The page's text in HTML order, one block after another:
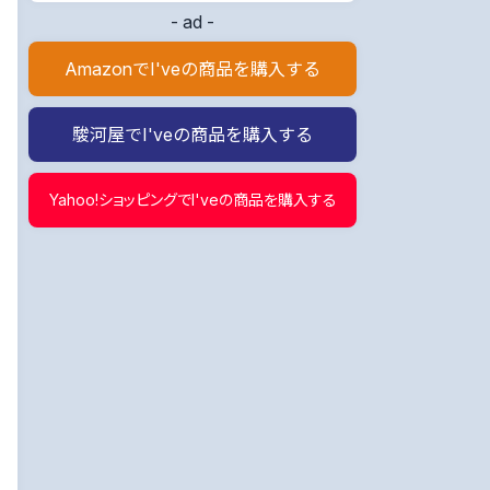
- ad -
AmazonでI'veの商品を購入する
駿河屋でI'veの商品を購入する
Yahoo!ショッピングでI'veの商品を購入する